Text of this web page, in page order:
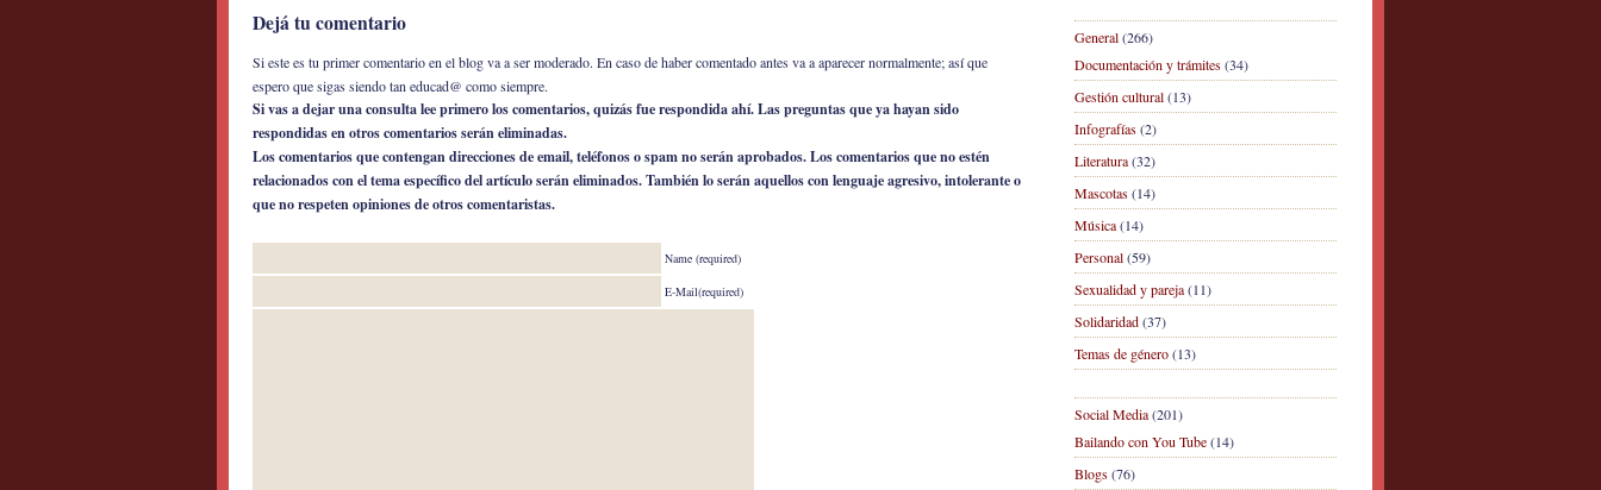
General(266)
Documentación y trámites(34)
Gestión cultural(13)
Infografías(2)
Literatura(32)
Mascotas(14)
Música(14)
Personal(59)
Sexualidad y pareja(11)
Solidaridad(37)
Temas de género(13)
Social Media(201)
Bailando con You Tube(14)
Blogs(76)
Dejá tu comentario
Si este es tu primer comentario en el blog va a ser moderado. En caso de haber comentado antes va a aparecer normalmente; así que
espero que sigas siendo tan educad@ como siempre.
Si vas a dejar una consulta lee primero los comentarios, quizás fue respondida ahí. Las preguntas que ya hayan sido
respondidas en otros comentarios serán eliminadas.
Los comentarios que contengan direcciones de email, teléfonos o spam no serán aprobados. Los comentarios que no estén
relacionados con el tema específico del artículo serán eliminados. También lo serán aquellos con lenguaje agresivo, intolerante o
que no respeten opiniones de otros comentaristas.
Name (required)
E-Mail(required)